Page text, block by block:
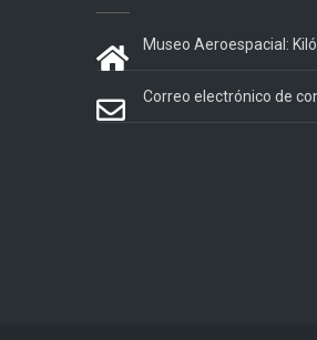
Museo Aeroespacial:
Correo electrónico de